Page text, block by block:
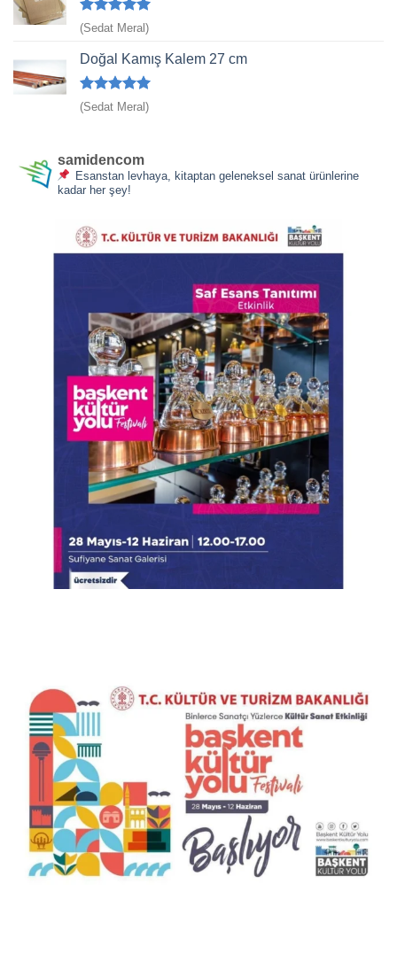
5 üzerinden
5
(Sedat Meral)
Doğal Kamış Kalem 27 cm
5 üzerinden
5
(Sedat Meral)
samidencom
Esanstan levhaya, kitaptan geleneksel sanat ürünlerine
kadar her şey!